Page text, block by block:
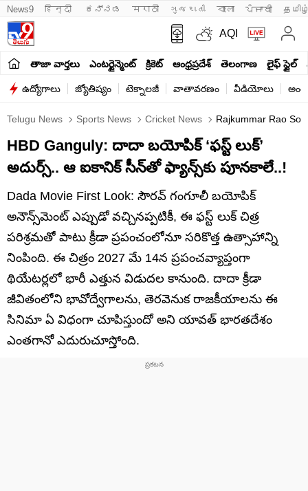
News9 हिन्दी ಕನ್ನಡ मराठी ગુજરાતી বাংলা ਪੰਜਾਬੀ
AQI
తాజా వార్తలు ఎంటర్టైన్మెంట్ క్రికెట్ ఆంధ్రప్రదేశ్ తెలంగాణ లైఫ్ స్టైల్
ఉద్యోగాలు జ్యోతిష్యం టెక్నాలజీ వాతావరణం వీడియోలు
Telugu News Sports News Cricket News Rajkummar Rao
HBD Ganguly: దాదా బయోపిక్‌ ‘ఫస్ట్‌ లుక్‌’
అదుర్స్.. ఆ ఐకానిక్ సీన్‌తో ఫ్యాన్స్‌కు పూనకాలే..!
Dada Movie First Look: సౌరవ్ గంగూలీ బయోపిక్
అనౌన్స్‌మెంట్ ఎప్పుడో వచ్చినప్పటికీ, ఈ ఫస్ట్ లుక్ చిత్ర
పరిశ్రమతో పాటు క్రీడా ప్రపంచంలోనూ సరికొత్త ఉత్సాహాన్ని
నింపింది. ఈ చిత్రం 2027 మే 14న ప్రపంచవ్యాప్తంగా
థియేటర్లలో భారీ ఎత్తున విడుదల కానుంది. దాదా క్రీడా
జీవితంలోని భావోద్వేగాలను, తెరవెనుక రాజకీయాలను ఈ
సినిమా ఏ విధంగా చూపిస్తుందో అని యావత్ భారతదేశం
ఎంతగానో ఎదురుచూస్తోంది.